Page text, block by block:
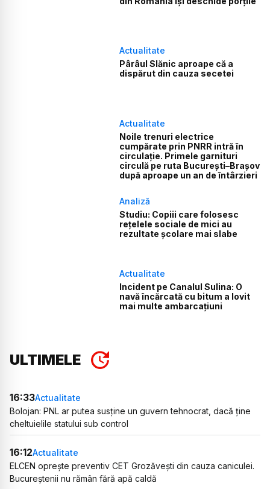
Actualitate
Pârâul Slănic aproape că a
dispărut din cauza secetei
Actualitate
Noile trenuri electrice
cumpărate prin PNRR intră în
circulație. Primele garnituri
circulă pe ruta București–Brașov
după aproape un an de întârzieri
Analiză
Studiu: Copiii care folosesc
rețelele sociale de mici au
rezultate școlare mai slabe
Actualitate
Incident pe Canalul Sulina: O
navă încărcată cu bitum a lovit
mai multe ambarcațiuni
ULTIMELE
16:33Actualitate
Bolojan: PNL ar putea susține un guvern tehnocrat, dacă ține
cheltuielile statului sub control
16:12Actualitate
ELCEN oprește preventiv CET Grozăvești din cauza caniculei.
Bucureștenii nu rămân fără apă caldă